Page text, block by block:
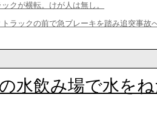
クが横転。けが人は無し。
ラックの前で急ブレーキを踏み追突事故
水飲み場で水を